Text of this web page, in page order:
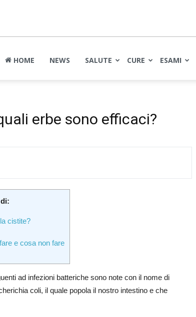
HOME NEWS SALUTE CURE ESAMI
erbe sono efficaci?
cistite?
e cosa non fare
ad infezioni batteriche sono note con il nome di
coli, il quale popola il nostro intestino e che